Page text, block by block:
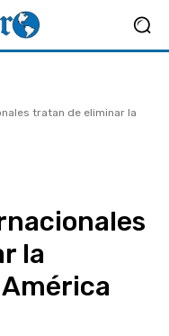
tratan de eliminar la
la